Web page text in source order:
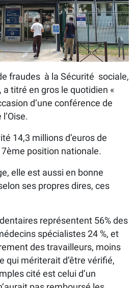
fraudes à la Sécurité sociale,
a titré en gros le quotidien «
d’une conférence de
14,3 millions d’euros de
position nationale.
elle est aussi en bonne
ses propres dires, ces
représentent 56% des
spécialistes 24 %, et
des travailleurs, moins
qui mériterait d’être vérifié,
cité est celui d’un